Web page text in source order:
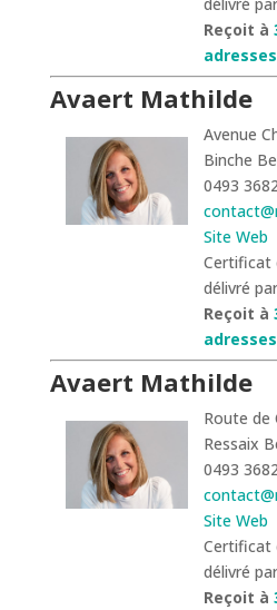
Reçoit à
adresses
Avaert Mathilde
Avenue
Binche
0493
Site Web
Certificat
délivré
Reçoit à
adresses
Avaert Mathilde
Route de
Ressaix
0493
Site Web
Certificat
délivré
Reçoit à